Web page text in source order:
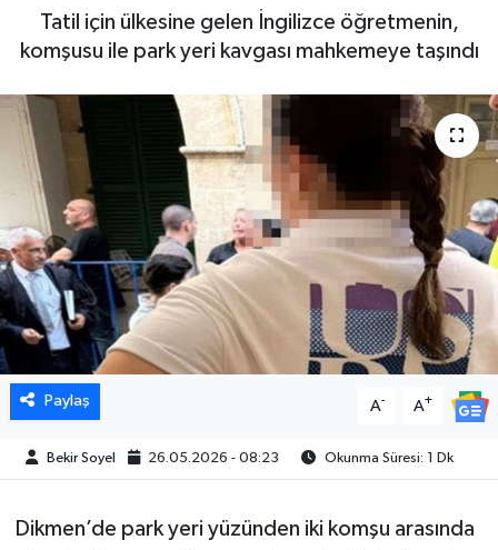
Tatil için ülkesine gelen İngilizce öğretmenin,
komşusu ile park yeri kavgası mahkemeye taşındı
Paylaş A- A+
Bekir Soyel 26.05.2026 - 08:23 Okunma Süresi: 1 Dk
Dikmen’de park yeri yüzünden iki komşu arasında